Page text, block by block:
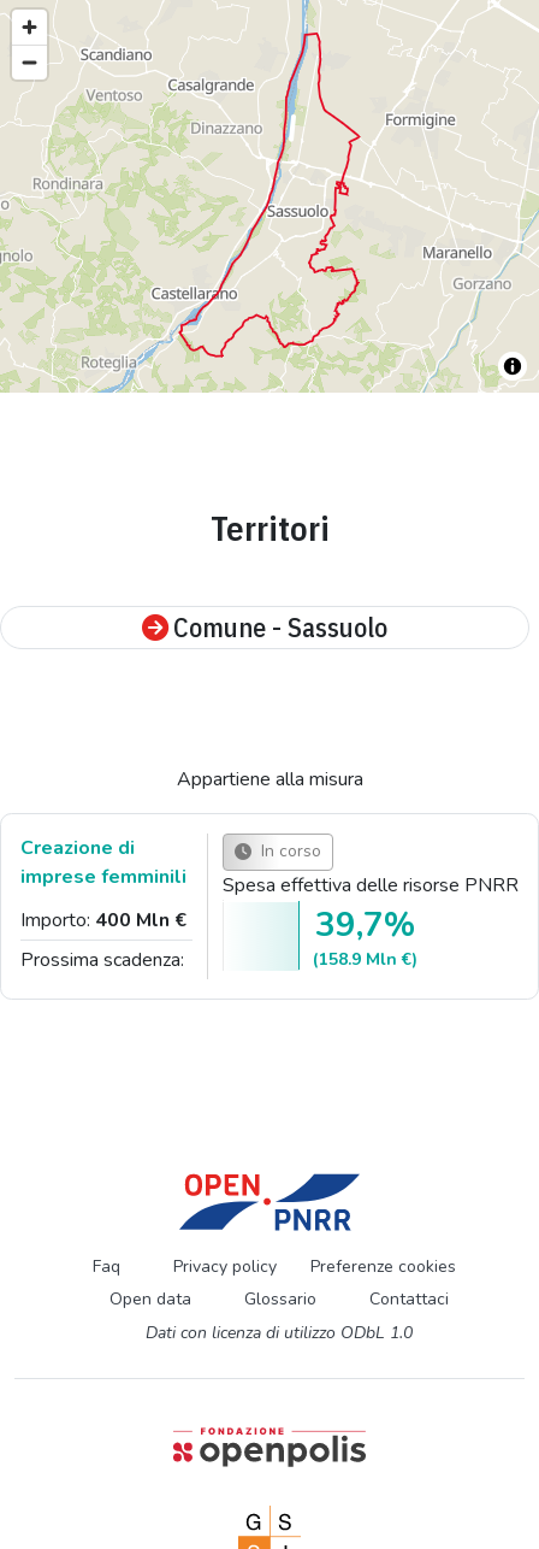
Territori
Comune - Sassuolo
Appartiene alla misura
Creazione di
imprese femminili
Importo: 400 Mln €
Prossima scadenza:
In corso
Spesa effettiva delle risorse PNRR
39,7%
(158.9 Mln €)
Faq Privacy policy
Preferenze cookies
Open data
Glossario
Contattaci
Dati con licenza di utilizzo ODbL 1.0